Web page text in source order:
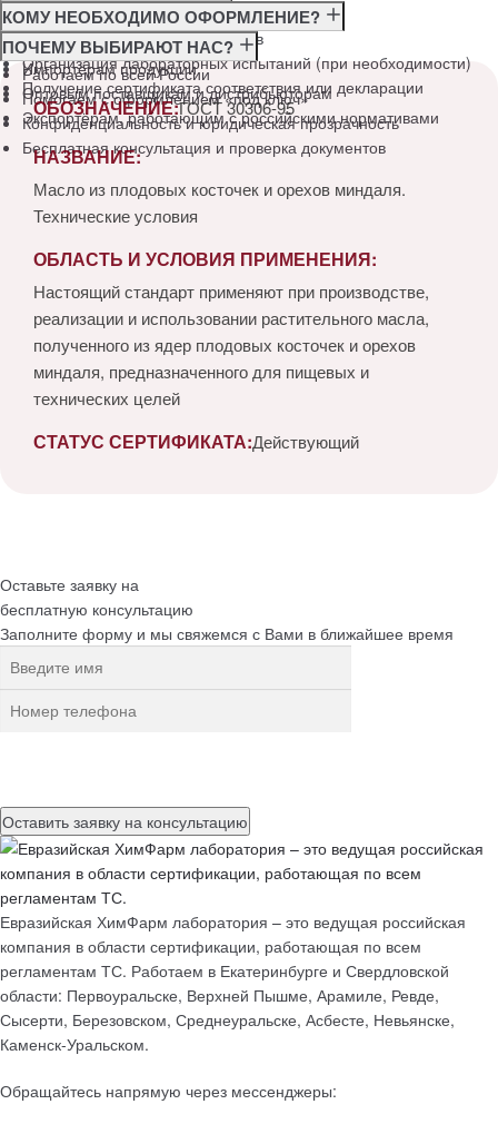
Консультация по требованиям ГОСТ
Подготовка и подача документов
Организация лабораторных испытаний (при необходимости)
Получение сертификата соответствия или декларации
КОМУ НЕОБХОДИМО ОФОРМЛЕНИЕ?
Производителям
Импортёрам продукции
Оптовым поставщикам и дистрибьюторам
Экспортёрам, работающим с российскими нормативами
ПОЧЕМУ ВЫБИРАЮТ НАС?
Работаем по всей России
Помогаем с оформлением «под ключ»
Конфиденциальность и юридическая прозрачность
Бесплатная консультация и проверка документов
ОБОЗНАЧЕНИЕ:ГОСТ 30306-95
НАЗВАНИЕ:
Масло из плодовых косточек и орехов миндаля.
Технические условия
ОБЛАСТЬ И УСЛОВИЯ ПРИМЕНЕНИЯ:
Настоящий стандарт применяют при производстве,
реализации и использовании растительного масла,
полученного из ядер плодовых косточек и орехов
миндаля, предназначенного для пищевых и
технических целей
СТАТУС СЕРТИФИКАТА:Действующий
Оставьте заявку на
бесплатную консультацию
Заполните форму и мы свяжемся с Вами в ближайшее время
Евразийская ХимФарм лаборатория – это ведущая российская
компания в области сертификации, работающая по всем
регламентам ТС. Работаем в Екатеринбурге и Свердловской
области: Первоуральске, Верхней Пышме, Арамиле, Ревде,
Сысерти, Березовском, Среднеуральске, Асбесте, Невьянске,
Каменск-Уральском.
Обращайтесь напрямую через мессенджеры: